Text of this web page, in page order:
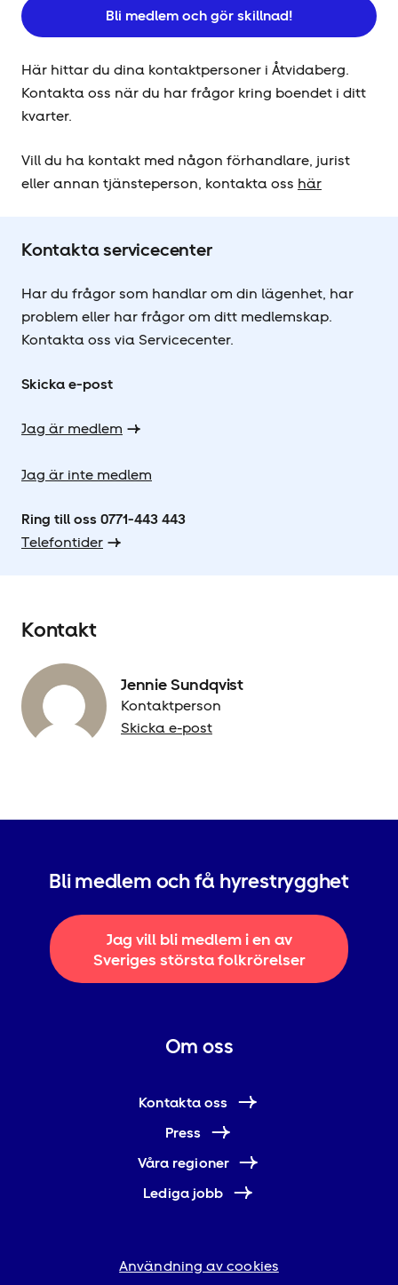
Bli medlem och gör skillnad!
Här hittar du dina kontaktpersoner i Åtvidaberg.
Kontakta oss när du har frågor kring boendet i ditt
kvarter.
Vill du ha kontakt med någon förhandlare, jurist
eller annan tjänsteperson, kontakta oss här
Kontakta servicecenter
Har du frågor som handlar om din lägenhet, har
problem eller har frågor om ditt medlemskap.
Kontakta oss via Servicecenter.
Skicka e-post
Jag är medlem
Jag är inte medlem
Ring till oss 0771-443 443
Telefontider
Kontakt
Jennie Sundqvist
Kontaktperson
Skicka e-post
Bli medlem och få hyrestrygghet
Jag vill bli medlem i en av
Sveriges största folkrörelser
Om oss
Kontakta oss
Press
Våra regioner
Lediga jobb
Användning av cookies